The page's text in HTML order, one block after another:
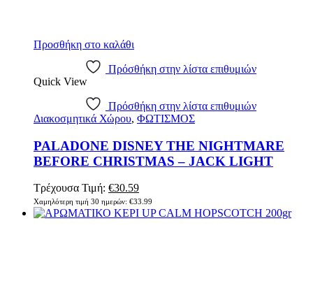
Προσθήκη στο καλάθι
Πρόσθήκη στην λίστα επιθυμιών
Quick View
Πρόσθήκη στην λίστα επιθυμιών
Διακοσμητικά Χώρου, ΦΩΤΙΣΜΟΣ
PALADONE DISNEY THE NIGHTMARE
BEFORE CHRISTMAS – JACK LIGHT
Τρέχουσα Τιμή: €30.59
Χαμηλότερη τιμή 30 ημερών: €33.99